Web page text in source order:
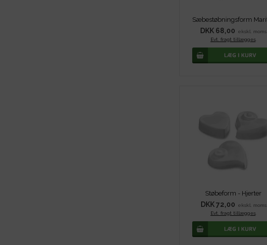
DKK 68,00
ekskl. moms
Evt. fragt tillægges.
Støbeform - Hjerter
DKK 72,00
ekskl. moms
Evt. fragt tillægges.